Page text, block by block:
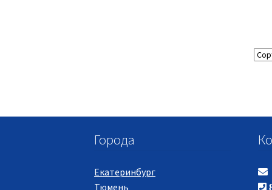
Города
Екатеринбург
Тюмень